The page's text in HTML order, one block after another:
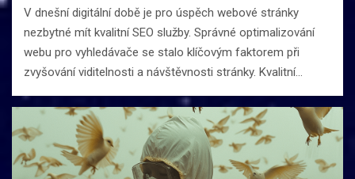
V dnešní digitální době je pro úspěch webové stránky
nezbytné mít kvalitní SEO služby. Správné optimalizování
webu pro vyhledávače se stalo klíčovým faktorem při
zvyšování viditelnosti a návštěvnosti stránky. Kvalitní…